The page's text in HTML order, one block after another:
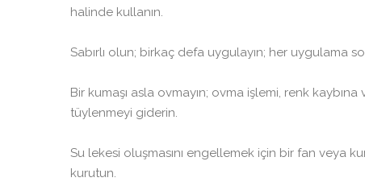
halinde kullanın.
Sabırlı olun; birkaç defa uygulayın; her uygulama
Bir kumaşı asla ovmayın; ovma işlemi, renk
tüylenmeyi giderin.
Su lekesi oluşmasını engellemek için bir fan veya
kurutun.